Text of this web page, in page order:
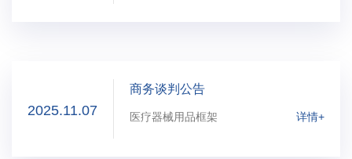
2025.11.07
商务谈判公告
医疗器械用品框架 详情+